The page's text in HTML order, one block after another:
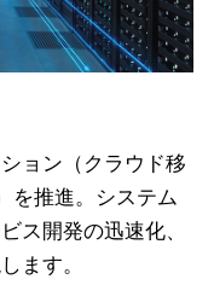
ョン（クラウド移
を推進。システム
ス開発の迅速化、
ます。